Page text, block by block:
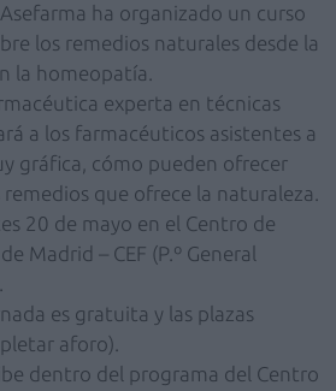
ha organizado un curso
los remedios naturales desde la
la homeopatía.
experta en técnicas
a los farmacéuticos asistentes a
gráfica, cómo pueden ofrecer
que ofrece la naturaleza.
20 de mayo en el Centro de
Madrid – CEF (P.º General
es gratuita y las plazas
aforo).
dentro del programa del Centro